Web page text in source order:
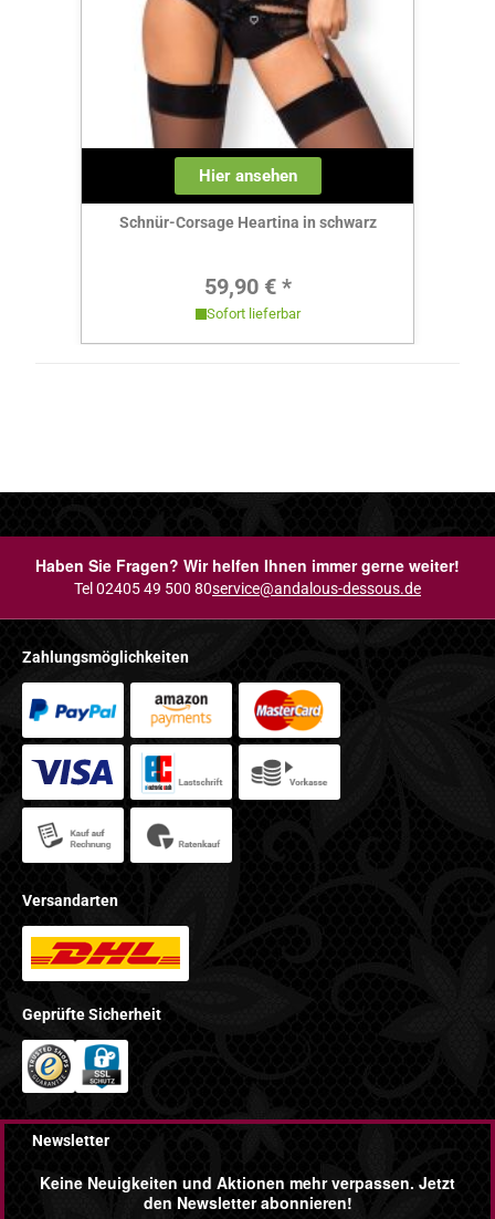
Hier ansehen
Schnür-Corsage Heartina in schwarz
Regulärer Preis:
59,90 € *
Sofort lieferbar
Haben Sie Fragen? Wir helfen Ihnen immer gerne weiter!
Tel 02405 49 500 80service@andalous-dessous.de
Zahlungsmöglichkeiten
Versandarten
Geprüfte Sicherheit
Newsletter
Keine Neuigkeiten und Aktionen mehr verpassen. Jetzt
den Newsletter abonnieren!